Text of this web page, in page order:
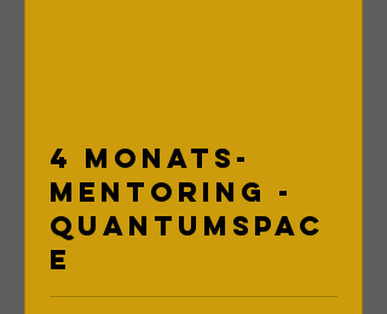
4 Monats-
Mentoring -
Quantumspac
e